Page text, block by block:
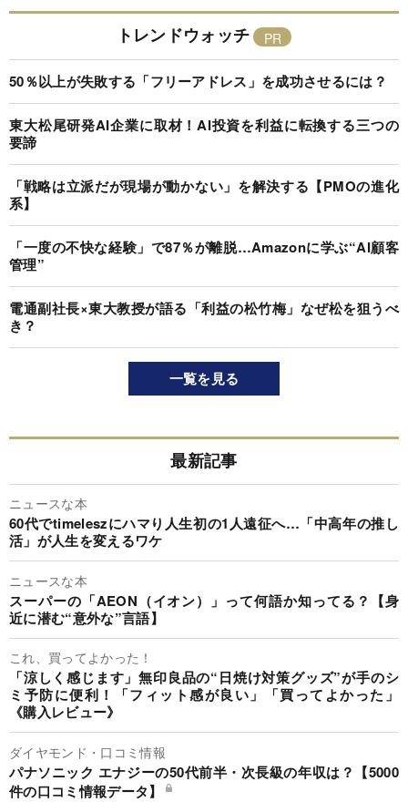
トレンドウォッチ
50％以上が失敗する「フリーアドレス」を成功させるには？
東大松尾研発AI企業に取材！AI投資を利益に転換する三つの
要諦
「戦略は立派だが現場が動かない」を解決する【PMOの進化
系】
「一度の不快な経験」で87％が離脱…Amazonに学ぶ“AI顧客
管理”
電通副社長×東大教授が語る「利益の松竹梅」なぜ松を狙うべ
き？
一覧を見る
最新記事
ニュースな本
60代でtimeleszにハマり人生初の1人遠征へ…「中高年の推し
活」が人生を変えるワケ
ニュースな本
スーパーの「AEON（イオン）」って何語か知ってる？【身
近に潜む“意外な”言語】
これ、買ってよかった！
「涼しく感じます」無印良品の“日焼け対策グッズ”が手のシ
ミ予防に便利！「フィット感が良い」「買ってよかった」
《購入レビュー》
ダイヤモンド・口コミ情報
パナソニック エナジーの50代前半・次長級の年収は？【5000
件の口コミ情報データ】